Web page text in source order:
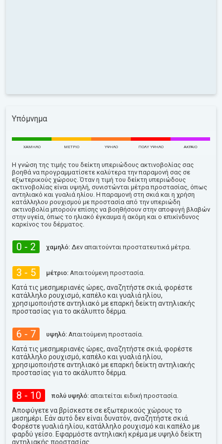
Υπόμνημα
ΧΑΜΗΛΌ ΜΈΤΡΙΟ ΥΨΗΛΌ ΠΟΛΎ ΥΨΗΛΌ ΑΚΡΑΊΟ
Η γνώση της τιμής του δείκτη υπεριώδους ακτινοβολίας σας
βοηθά να προγραμματίσετε καλύτερα την παραμονή σας σε
εξωτερικούς χώρους. Όταν η τιμή του δείκτη υπεριώδους
ακτινοβολίας είναι υψηλή, συνιστώνται μέτρα προστασίας, όπως
αντηλιακό και γυαλιά ηλίου. Η παραμονή στη σκιά και η χρήση
κατάλληλου ρουχισμού με προστασία από την υπεριώδη
ακτινοβολία μπορούν επίσης να βοηθήσουν στην αποφυγή βλαβών
στην υγεία, όπως το ηλιακό έγκαυμα ή ακόμη και ο επικίνδυνος
καρκίνος του δέρματος.
0 - 2 χαμηλό: Δεν απαιτούνται προστατευτικά μέτρα.
3 - 5 μέτριο: Απαιτούμενη προστασία.
Κατά τις μεσημεριανές ώρες, αναζητήστε σκιά, φορέστε
κατάλληλο ρουχισμό, καπέλο και γυαλιά ηλίου,
χρησιμοποιήστε αντηλιακό με επαρκή δείκτη αντηλιακής
προστασίας για το ακάλυπτο δέρμα.
6 - 7 υψηλό: Απαιτούμενη προστασία.
Κατά τις μεσημεριανές ώρες, αναζητήστε σκιά, φορέστε
κατάλληλο ρουχισμό, καπέλο και γυαλιά ηλίου,
χρησιμοποιήστε αντηλιακό με επαρκή δείκτη αντηλιακής
προστασίας για το ακάλυπτο δέρμα.
8 - 10 πολύ υψηλό: απαιτείται ειδική προστασία.
Αποφύγετε να βρίσκεστε σε εξωτερικούς χώρους το
μεσημέρι. Εάν αυτό δεν είναι δυνατόν, αναζητήστε σκιά.
Φορέστε γυαλιά ηλίου, κατάλληλο ρουχισμό και καπέλο με
φαρδύ γείσο. Εφαρμόστε αντηλιακή κρέμα με υψηλό δείκτη
αντηλιακής προστασίας.